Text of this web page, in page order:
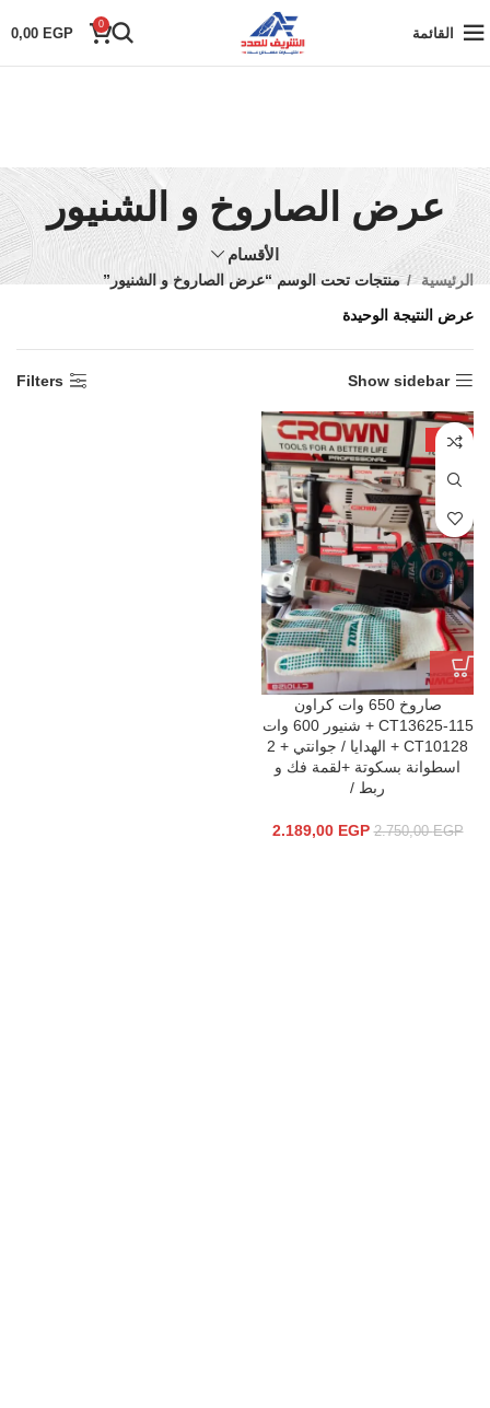
القائمة
0
0,00 EGP
عرض الصاروخ و الشنيور
الأقسام
الرئيسية
منتجات تحت الوسم “عرض الصاروخ و الشنيور”
عرض النتيجة الوحيدة
Show sidebar
Filters
-20%
صاروخ 650 وات كراون
CT13625-115 + شنيور 600 وات
CT10128 + الهدايا / جوانتي + 2
اسطوانة بسكوتة +لقمة فك و
ربط /
2.750,00EGP
2.189,00 EGP